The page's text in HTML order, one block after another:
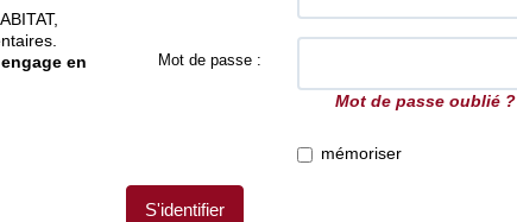
en
Mot de passe :
Mot de passe oublié ?
mémoriser
S'identifier